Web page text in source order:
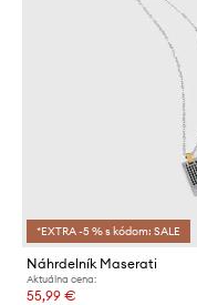
*EXTRA -5 % s kódom: SALE
Náhrdelník Maserati
Aktuálna cena:
55,99 €